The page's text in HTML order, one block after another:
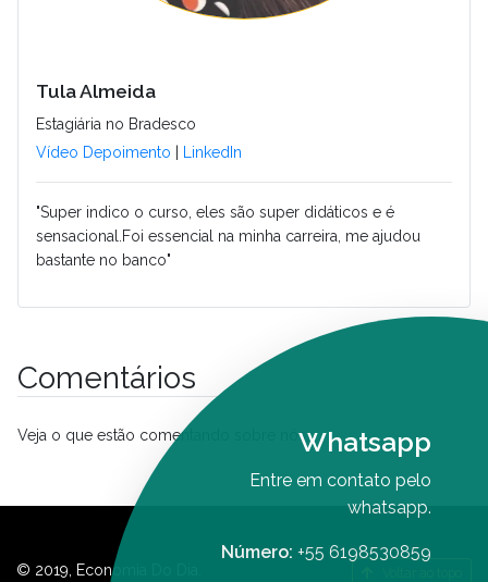
Tula Almeida
Estagiária no Bradesco
Vídeo Depoimento
LinkedIn
"Super indico o curso, eles são super didáticos e é
sensacional.Foi essencial na minha carreira, me ajudou
bastante no banco"
Comentários
Veja o que estão comentando sobre nós.
© 2019, Economia Do Dia.
Whatsapp
Entre em contato pelo
whatsapp.
Número: +55 6198530859